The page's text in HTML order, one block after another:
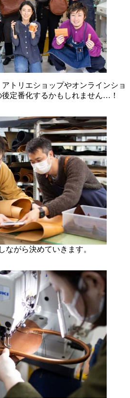
トリエショップやオンラインショ
定番化するかもしれません…！
ながら決めていきます。